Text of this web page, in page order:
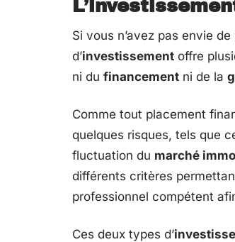
Si vous n’avez pas envie
d’investissement offre
ni du financement ni de la
Comme tout placement
quelques risques, tels que
fluctuation du marché
différents critères
professionnel compétent
Ces deux types d’